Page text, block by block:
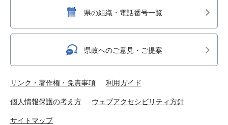
県の組織・電話番号一覧
県政へのご意見・ご提案
リンク・著作権・免責事項 利用ガイド
個人情報保護の考え方 ウェブアクセシビリティ方針
サイトマップ